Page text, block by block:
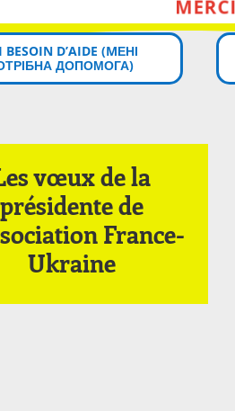
BESOIN D’AIDE (MЕНІ
ДОПОМОГА)
vœux de la
présidente de
France-
Ukraine